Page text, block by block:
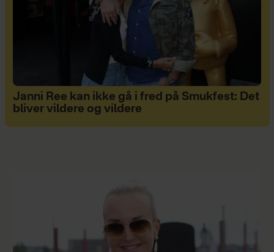
Janni Ree kan ikke gå i fred på Smukfest: Det
bliver vildere og vildere